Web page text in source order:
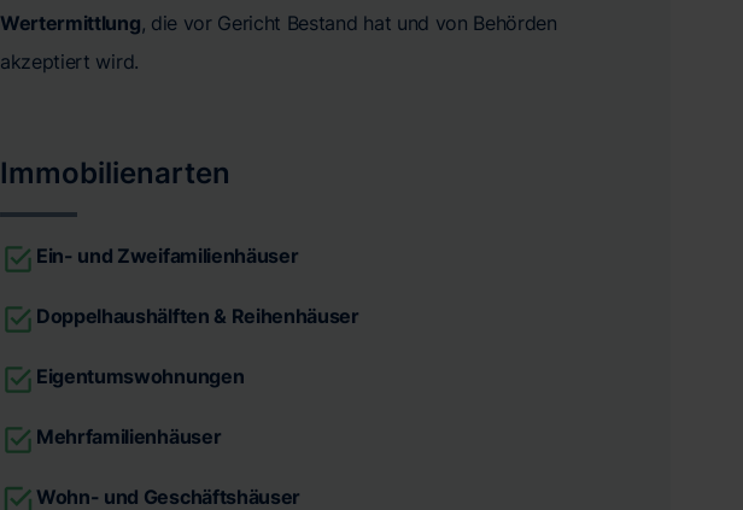
Wertermittlung, die vor Gericht Bestand hat und von Behörden
akzeptiert wird.
Immobilienarten
Ein- und Zweifamilienhäuser
Doppelhaushälften & Reihenhäuser
Eigentumswohnungen
Mehrfamilienhäuser
Wohn- und Geschäftshäuser